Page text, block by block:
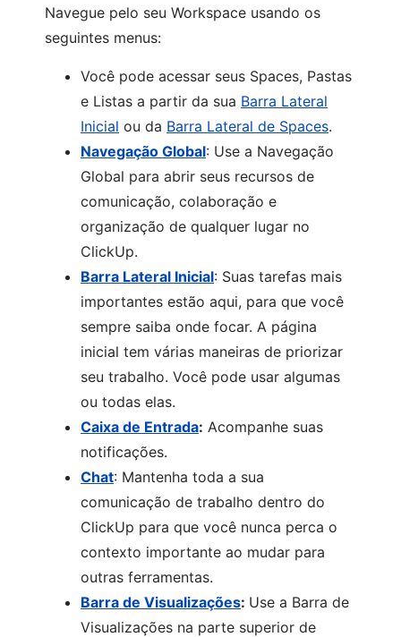
Navegue pelo seu Workspace usando os
seguintes menus:
Você pode acessar seus Spaces, Pastas
e Listas a partir da sua Barra Lateral
Inicial ou da Barra Lateral de Spaces.
Navegação Global: Use a Navegação
Global para abrir seus recursos de
comunicação, colaboração e
organização de qualquer lugar no
ClickUp.
Barra Lateral Inicial: Suas tarefas mais
importantes estão aqui, para que você
sempre saiba onde focar. A página
inicial tem várias maneiras de priorizar
seu trabalho. Você pode usar algumas
ou todas elas.
Caixa de Entrada: Acompanhe suas
notificações.
Chat: Mantenha toda a sua
comunicação de trabalho dentro do
ClickUp para que você nunca perca o
contexto importante ao mudar para
outras ferramentas.
Barra de Visualizações: Use a Barra de
Visualizações na parte superior de